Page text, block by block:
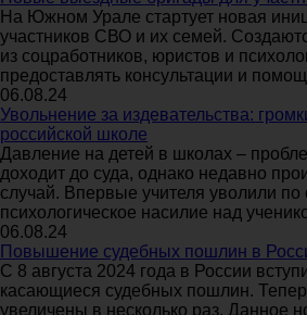
На Южном Урале стартует новая
участников СВО и их семей.
из соцработников, юристов и
предоставлять консультации и
06.08.24
Увольнение за издевательства:
российской школе
Давление на детей в школах –
доходит до суда, однако недавно
случай. Впервые учителя уволили по
психологическое насилие над
06.08.24
Повышение судебных пошлин в
С 8 августа 2024 года в России
касающиеся судебных пошлин.
увеличены в несколько раз. Данное